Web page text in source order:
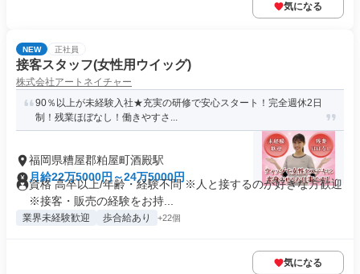
気になる
NEW 正社員
接客スタッフ(女性用ウイッグ)
株式会社アートネイチャー
90％以上が未経験入社★充実の研修で安心スタート！完全週休2日
制！残業ほぼなし！働きやすさ...
福岡県糟屋郡粕屋町酒殿駅
月給22万5000円～24万5000円
資格 高卒以上/年齢・経験不問 ※人と接するのが好きな方歓迎
※接客・販売の経験をお持...
業界未経験歓迎 歩合給あり +22個
気になる